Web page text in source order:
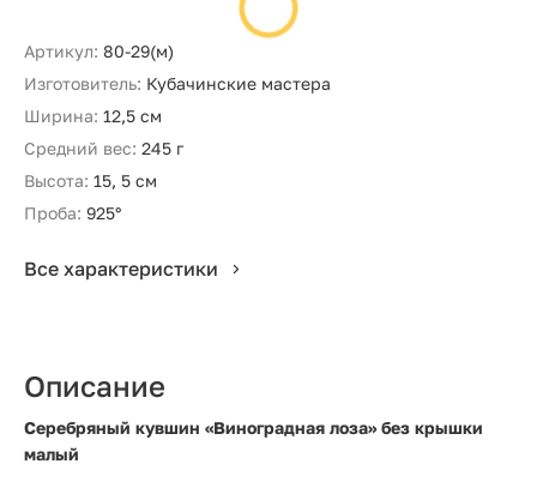
Артикул: 80-29(м)
Изготовитель: Кубачинские мастера
Ширина: 12,5 см
Средний вес: 245 г
Высота: 15, 5 см
Проба: 925°
Все характеристики
Описание
Серебряный кувшин «Виноградная лоза» без крышки
малый